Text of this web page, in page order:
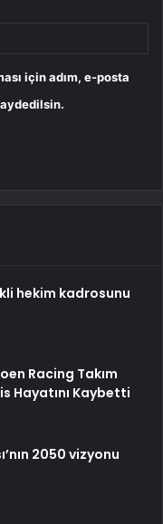
için adım, e-posta
hekim kadrosunu
Racing Takım
Hayatını Kaybetti
2050 vizyonu